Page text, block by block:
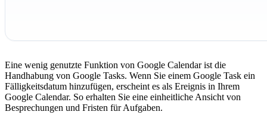
Eine wenig genutzte Funktion von Google Calendar ist die
Handhabung von Google Tasks. Wenn Sie einem Google Task ein
Fälligkeitsdatum hinzufügen, erscheint es als Ereignis in Ihrem
Google Calendar. So erhalten Sie eine einheitliche Ansicht von
Besprechungen und Fristen für Aufgaben.